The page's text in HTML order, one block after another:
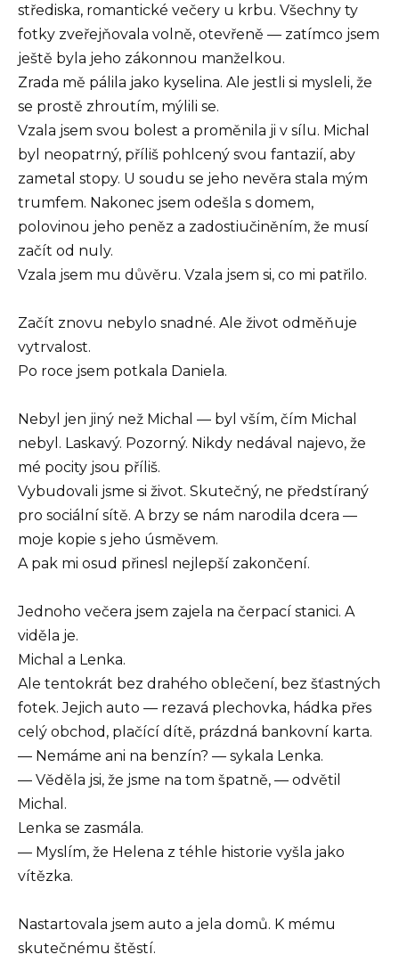
střediska, romantické večery u krbu. Všechny ty
fotky zveřejňovala volně, otevřeně — zatímco jsem
ještě byla jeho zákonnou manželkou.
Zrada mě pálila jako kyselina. Ale jestli si mysleli, že
se prostě zhroutím, mýlili se.
Vzala jsem svou bolest a proměnila ji v sílu. Michal
byl neopatrný, příliš pohlcený svou fantazií, aby
zametal stopy. U soudu se jeho nevěra stala mým
trumfem. Nakonec jsem odešla s domem,
polovinou jeho peněz a zadostiučiněním, že musí
začít od nuly.
Vzala jsem mu důvěru. Vzala jsem si, co mi patřilo.
Začít znovu nebylo snadné. Ale život odměňuje
vytrvalost.
Po roce jsem potkala Daniela.
Nebyl jen jiný než Michal — byl vším, čím Michal
nebyl. Laskavý. Pozorný. Nikdy nedával najevo, že
mé pocity jsou příliš.
Vybudovali jsme si život. Skutečný, ne předstíraný
pro sociální sítě. A brzy se nám narodila dcera —
moje kopie s jeho úsměvem.
A pak mi osud přinesl nejlepší zakončení.
Jednoho večera jsem zajela na čerpací stanici. A
viděla je.
Michal a Lenka.
Ale tentokrát bez drahého oblečení, bez šťastných
fotek. Jejich auto — rezavá plechovka, hádka přes
celý obchod, plačící dítě, prázdná bankovní karta.
— Nemáme ani na benzín? — sykala Lenka.
— Věděla jsi, že jsme na tom špatně, — odvětil
Michal.
Lenka se zasmála.
— Myslím, že Helena z téhle historie vyšla jako
vítězka.
Nastartovala jsem auto a jela domů. K mému
skutečnému štěstí.